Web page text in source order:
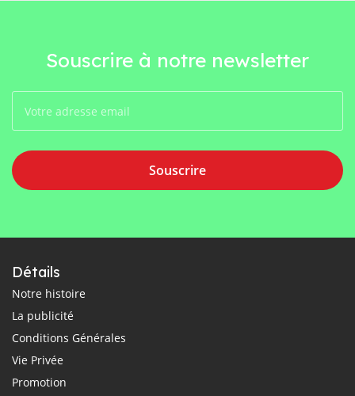
Souscrire à notre newsletter
Souscrire
Détails
Notre histoire
La publicité
Conditions Générales
Vie Privée
Promotion